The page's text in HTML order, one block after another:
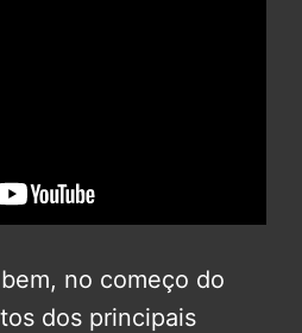
no começo do
dos principais